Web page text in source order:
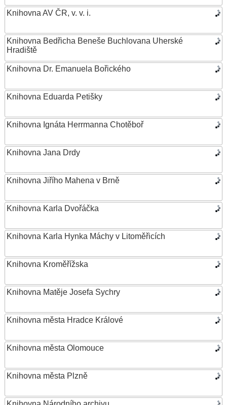
Knihovna AV ČR, v. v. i.
Knihovna Bedřicha Beneše Buchlovana Uherské
Hradiště
Knihovna Dr. Emanuela Bořického
Knihovna Eduarda Petišky
Knihovna Ignáta Herrmanna Chotěboř
Knihovna Jana Drdy
Knihovna Jiřího Mahena v Brně
Knihovna Karla Dvořáčka
Knihovna Karla Hynka Máchy v Litoměřicích
Knihovna Kroměřížska
Knihovna Matěje Josefa Sychry
Knihovna města Hradce Králové
Knihovna města Olomouce
Knihovna města Plzně